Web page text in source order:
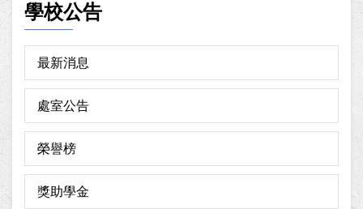
學校公告
最新消息
處室公告
榮譽榜
獎助學金